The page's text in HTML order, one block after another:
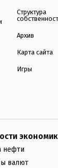
Структура
Архив
Карта сайта
Игры
нефти
валют